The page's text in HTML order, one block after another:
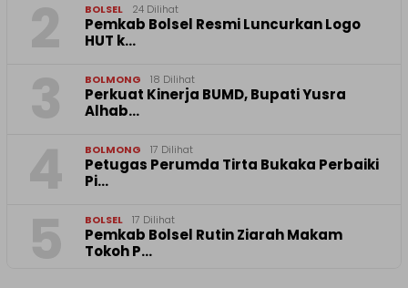
BOLSEL 24 Dilihat
Pemkab Bolsel Resmi Luncurkan Logo
HUT k…
BOLMONG 18 Dilihat
Perkuat Kinerja BUMD, Bupati Yusra
Alhab…
BOLMONG 17 Dilihat
Petugas Perumda Tirta Bukaka Perbaiki
Pi…
BOLSEL 17 Dilihat
Pemkab Bolsel Rutin Ziarah Makam
Tokoh P…